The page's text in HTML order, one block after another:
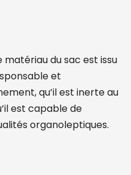
matériau du sac est issu
et
qu’il est inerte au
est capable de
organoleptiques.